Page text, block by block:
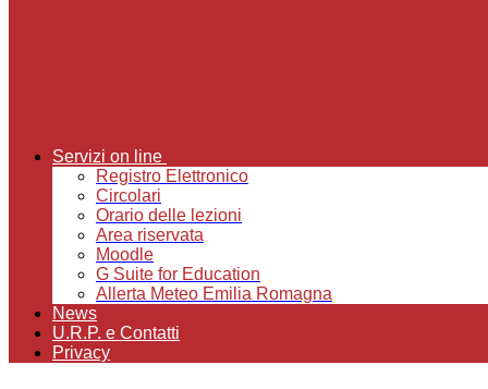
Servizi on line
Registro Elettronico
Circolari
Orario delle lezioni
Area riservata
Moodle
G Suite for Education
Allerta Meteo Emilia Romagna
News
U.R.P. e Contatti
Privacy